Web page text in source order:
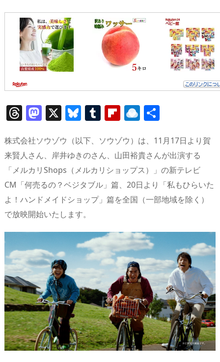
T
re
a
d
s
M
st
o
d
o
n
X Bl
e
sk
y
T
m
bl
r
Fl
b
o
ar
d
R
n
d
ro
p.
io
株式会社ソウゾウ（以下、ソウゾウ）は、11月17日より賀
来賢人さん、岸井ゆきのさん、山田裕貴さんが出演する
「メルカリShops（メルカリショップス）」の新テレビ
CM「何売るの？ベジタブル」篇、20日より「私もひらいた
よ！ハンドメイドショップ」篇を全国（一部地域を除く）
で放映開始いたします。